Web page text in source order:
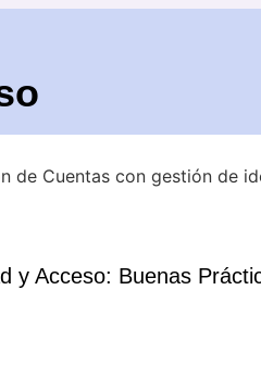
y Acceso: Buenas